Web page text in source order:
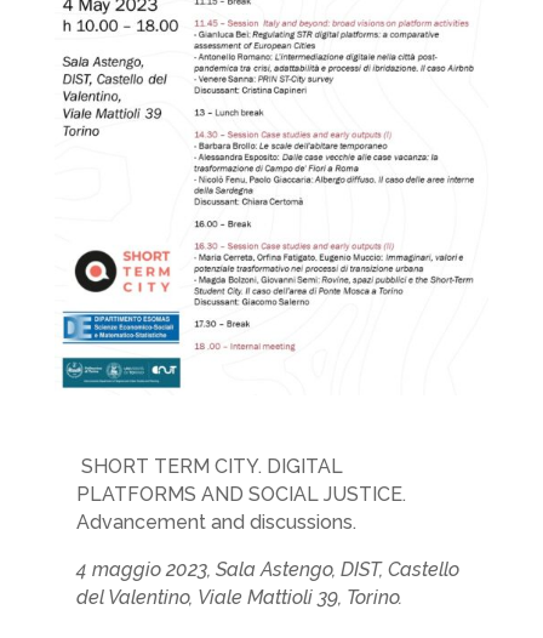
SHORT TERM CITY. DIGITAL
PLATFORMS AND SOCIAL JUSTICE.
Advancement and discussions.
4 maggio 2023, Sala Astengo, DIST, Castello
del Valentino, Viale Mattioli 39, Torino.